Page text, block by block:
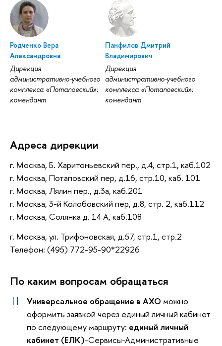
Родченко Вера
Александровна
Дирекция
административно-учебного
комплекса «Потаповский»:
комендант
Панфилов Дмитрий
Владимирович
Дирекция
административно-учебного
комплекса «Потаповский»:
комендант
Адреса дирекции
г. Москва, Б. Харитоньевский пер., д.4, стр.1, каб.102
г. Москва, Потаповский пер, д.16, стр.10, каб. 101
г. Москва, Лялин пер., д.3а, каб.201
г. Москва, 3-й Колобовский пер, д.8, стр. 2, каб.112
г. Москва, Солянка д. 14 А, каб.108
г. Москва, ул. Трифоновская, д.57, стр.1, стр.2
Телефон: (495) 772-95-90*22926
По каким вопросам обращаться
Универсальное обращение в АХО можно
оформить заявкой через единый личный кабинет
по следующему маршруту: единый личный
кабинет (ЕЛК)-Сервисы-Административные